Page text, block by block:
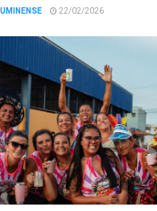
22/02/2026